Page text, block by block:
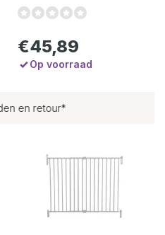
€45,89
Op voorraad
garantie